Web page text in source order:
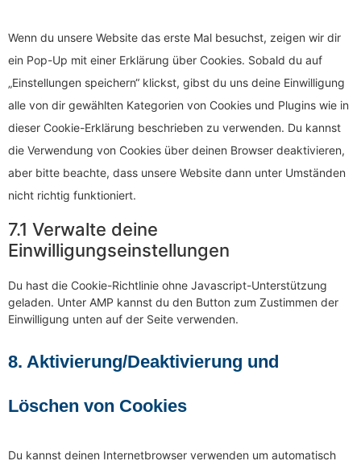
Wenn du unsere Website das erste Mal besuchst, zeigen wir dir
ein Pop-Up mit einer Erklärung über Cookies. Sobald du auf
„Einstellungen speichern“ klickst, gibst du uns deine Einwilligung
alle von dir gewählten Kategorien von Cookies und Plugins wie in
dieser Cookie-Erklärung beschrieben zu verwenden. Du kannst
die Verwendung von Cookies über deinen Browser deaktivieren,
aber bitte beachte, dass unsere Website dann unter Umständen
nicht richtig funktioniert.
7.1 Verwalte deine
Einwilligungseinstellungen
Du hast die Cookie-Richtlinie ohne Javascript-Unterstützung
geladen. Unter AMP kannst du den Button zum Zustimmen der
Einwilligung unten auf der Seite verwenden.
8. Aktivierung/Deaktivierung und
Löschen von Cookies
Du kannst deinen Internetbrowser verwenden um automatisch